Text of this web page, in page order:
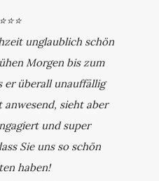
unglaublich schön
Morgen bis zum
er überall unauffällig
sieht aber
und super
Sie uns so schön
haben!